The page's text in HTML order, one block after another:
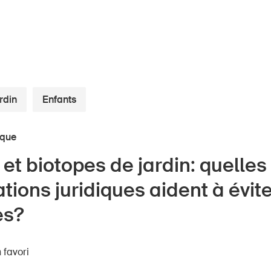
Médias
Politique
Enfants
biotopes de jardin: quelles
juridiques aident à
favori